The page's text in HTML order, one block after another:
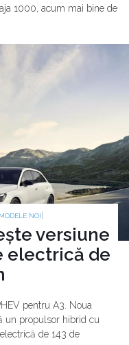
1000, acum mai bine de
MODELE NOI
versiune
electrică de
pentru A3. Noua
un propulsor hibrid cu
de 143 de